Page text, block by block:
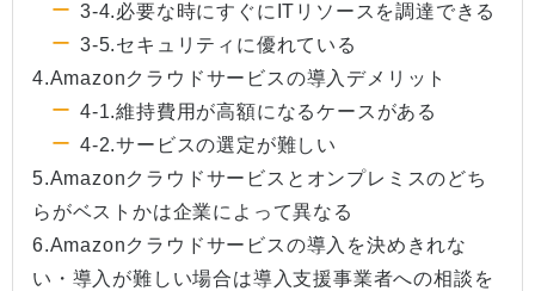
3-4.必要な時にすぐにITリソースを調達できる
3-5.セキュリティに優れている
4.Amazonクラウドサービスの導入デメリット
4-1.維持費用が高額になるケースがある
4-2.サービスの選定が難しい
5.Amazonクラウドサービスとオンプレミスのどち
らがベストかは企業によって異なる
6.Amazonクラウドサービスの導入を決めきれな
い・導入が難しい場合は導入支援事業者への相談を